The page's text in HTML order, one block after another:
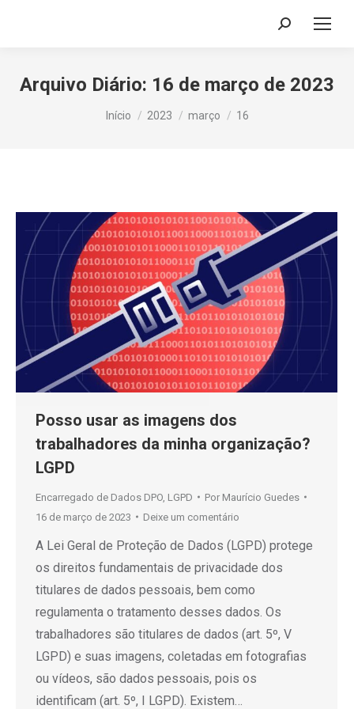
Search:
Arquivo Diário: 16 de março de 2023
Você está aqui:
Início 2023 março 16
Posso usar as imagens dos
trabalhadores da minha organização?
LGPD
Encarregado de Dados DPO LGPD Por Maurício Guedes
16 de março de 2023
Deixe um comentário
A Lei Geral de Proteção de Dados (LGPD) protege
os direitos fundamentais de privacidade dos
titulares de dados pessoais, bem como
regulamenta o tratamento desses dados. Os
trabalhadores são titulares de dados (art. 5º, V
LGPD) e suas imagens, coletadas em fotografias
ou vídeos, são dados pessoais, pois os
identificam (art. 5º, I LGPD). Existem…